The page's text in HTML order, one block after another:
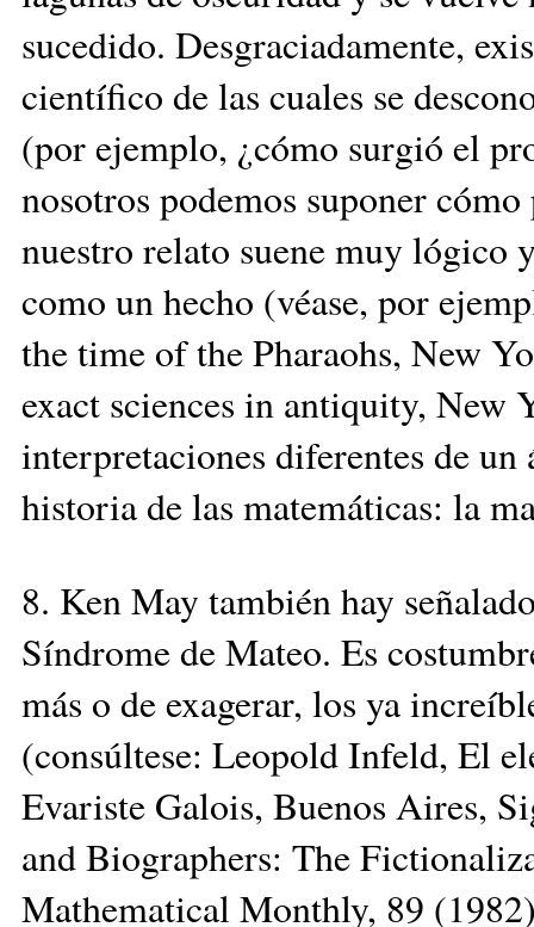
sucedido. Desgraciadamente,
científico de las cuales se
(por ejemplo, ¿cómo surgió el
nosotros podemos suponer
nuestro relato suene muy lógico
como un hecho (véase, por
the time of the Pharaohs, New
exact sciences in antiquity, New
interpretaciones diferentes de un
historia de las matemáticas: la
8. Ken May también hay
Síndrome de Mateo. Es
más o de exagerar, los ya
(consúltese: Leopold Infeld, El
Evariste Galois, Buenos Aires,
and Biographers: The
Mathematical Monthly, 89